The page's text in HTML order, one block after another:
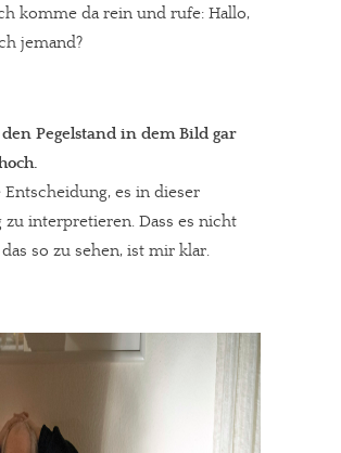
komme da rein und rufe: Hallo,
jemand?
Pegelstand in dem Bild gar
Entscheidung, es in dieser
zu interpretieren. Dass es nicht
so zu sehen, ist mir klar.